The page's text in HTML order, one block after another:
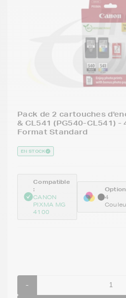
Pack de 2 cartouches
& CL541 (PG540-CL541) -
Format Standard
EN STOCK
Compatible
:
CANON
PIXMA MG
4100
4
-